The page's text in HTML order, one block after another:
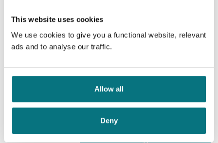
This website uses cookies
We use cookies to give you a functional website, relevant
ads and to analyse our traffic.
Allow all
Deny
Pris 439,–
Bildene hvisker
Karen Pirie /Val McDermid
Nedlastbar lydbok